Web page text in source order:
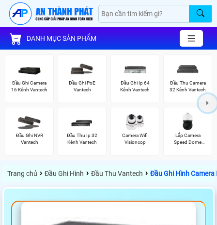
DANH MỤC SẢN PHẨM
Đầu Ghi Camera
16 Kênh Vantech
Đầu Ghi PoE
Vantech
Đầu Ghi Ip 64
Kênh Vantech
Đầu Thu Camera
32 Kênh Vantech
Đầu Ghi NVR
Vantech
Đầu Thu Ip 32
Kênh Vantech
Camera Wifi
Visioncop
Lắp Camera
Speed Dome
Trang chủ › Đầu Ghi Hình › Đầu Thu Vantech › Đầu Ghi Hình Camera